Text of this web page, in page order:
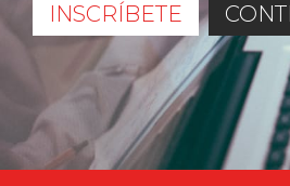
INSCRÍBETE